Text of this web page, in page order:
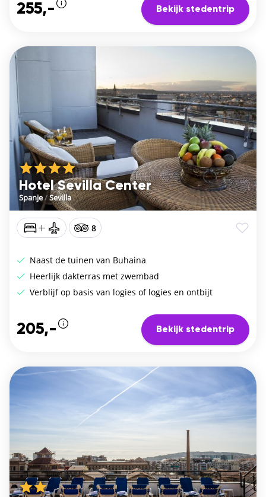
255,- Bekijk stedentrip
Hotel Sevilla Center
Spanje/Sevilla
8
Naast de tuinen van Buhaina
Heerlijk dakterras met zwembad
Verblijf op basis van logies of logies en ontbijt
205,- Bekijk stedentrip